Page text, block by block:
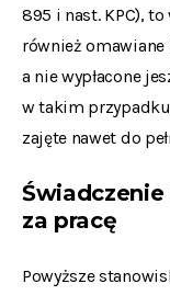
895 i nast. KPC),
również omawiane
a nie wypłacone
w takim
zajęte nawet do
za pracę
Powyższe